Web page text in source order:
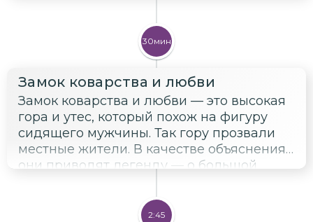
ветра, который много веков разрушал
осадочные породы хребта и создавал
30мин
Замок коварства и любви
Замок коварства и любви — это высокая
гора и утес, который похож на фигуру
сидящего мужчины. Так гору прозвали
местные жители. В качестве объяснения
они приводят легенду — о большой
конечно же, печальная. Иначе и быть не
могло в таком коварном месте.
2:45